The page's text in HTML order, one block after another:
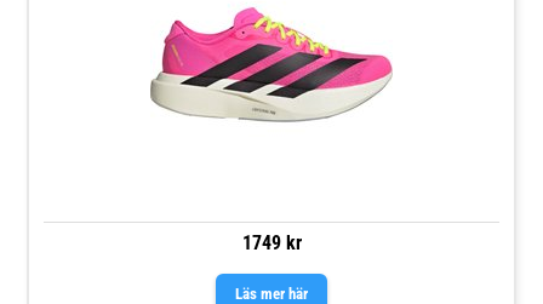
1749 kr
Läs mer här